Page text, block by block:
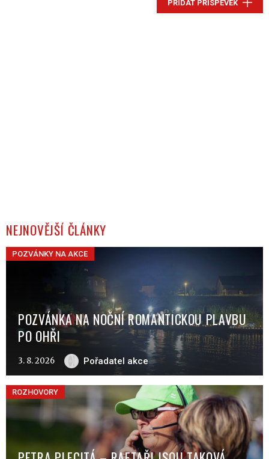
PŘIDAT PŘÍSPĚVEK
NEJNOVĚJŠÍ ČLÁNKY
POZVÁNKY NA AKCE
POZVÁNKA NA NOČNÍ ROMANTICKOU PLAVBU
PO OHŘI
3. 8. 2026 Pořadatel akce
ROZHOVORY